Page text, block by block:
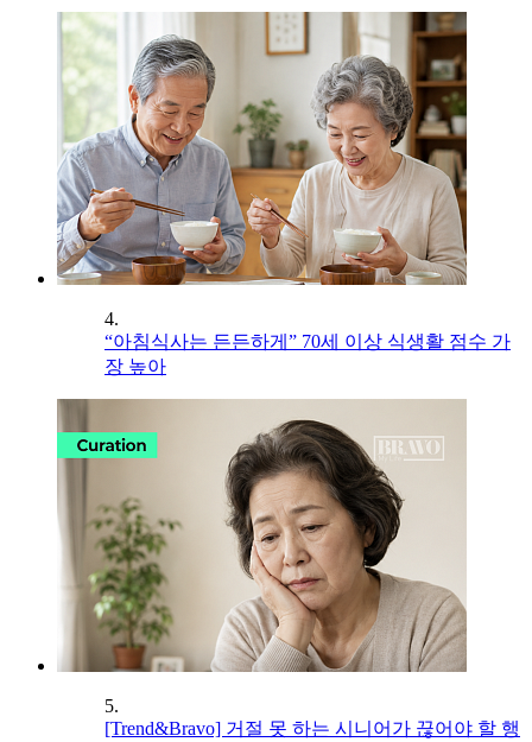
4.
“아침식사는 든든하게” 70세 이상 식생활 점수 가
장 높아
5.
[Trend&Bravo] 거절 못 하는 시니어가 끊어야 할 행